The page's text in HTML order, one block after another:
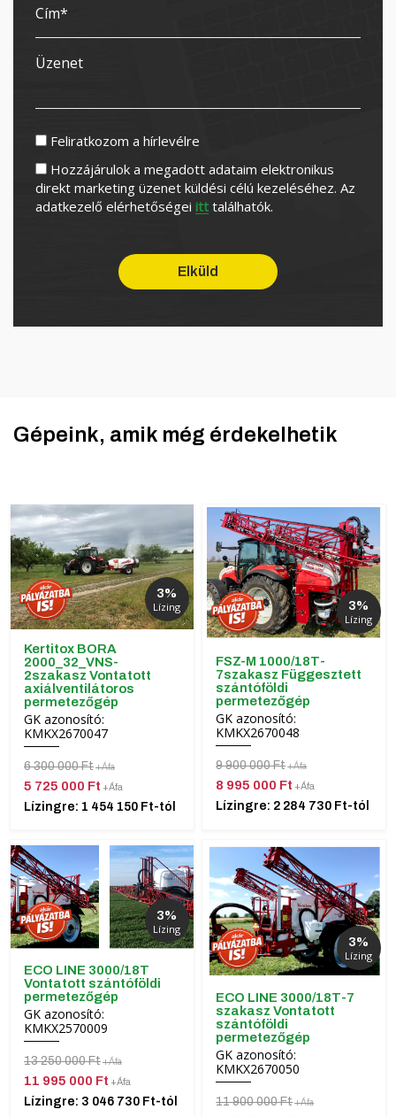
Feliratkozom a hírlevélre
Hozzájárulok a megadott adataim elektronikus
direkt marketing üzenet küldési célú kezeléséhez. Az
adatkezelő elérhetőségei itt találhatók.
Gépeink, amik még érdekelhetik
3%
Lízing
Kertitox BORA
2000_32_VNS-
2szakasz Vontatott
axiálventilátoros
permetezőgép
GK azonosító:
KMKX2670047
6 300 000 Ft+Áfa
5 725 000 Ft +Áfa
Lízingre: 1 454 150 Ft-tól
3%
Lízing
FSZ-M 1000/18T-
7szakasz Függesztett
szántóföldi
permetezőgép
GK azonosító:
KMKX2670048
9 900 000 Ft+Áfa
8 995 000 Ft +Áfa
Lízingre: 2 284 730 Ft-tól
3%
Lízing
ECO LINE 3000/18T
Vontatott szántóföldi
permetezőgép
GK azonosító:
KMKX2570009
13 250 000 Ft+Áfa
11 995 000 Ft +Áfa
Lízingre: 3 046 730 Ft-tól
3%
Lízing
ECO LINE 3000/18T-7
szakasz Vontatott
szántóföldi
permetezőgép
GK azonosító:
KMKX2670050
11 900 000 Ft+Áfa